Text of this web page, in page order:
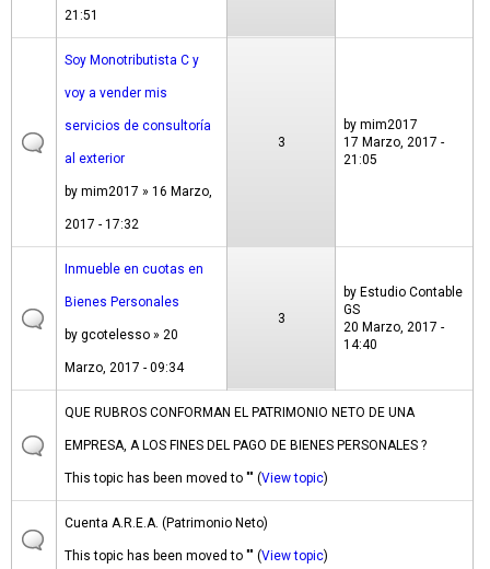
21:51
Soy Monotributista C y
voy a vender mis
servicios de consultoría
al exterior
by mim2017 » 16 Marzo,
2017 - 17:32
3
by mim2017
17 Marzo, 2017 -
21:05
Inmueble en cuotas en
Bienes Personales
by gcotelesso » 20
Marzo, 2017 - 09:34
3
by Estudio Contable
GS
20 Marzo, 2017 -
14:40
QUE RUBROS CONFORMAN EL PATRIMONIO NETO DE UNA
EMPRESA, A LOS FINES DEL PAGO DE BIENES PERSONALES ?
This topic has been moved to "" (View topic)
Cuenta A.R.E.A. (Patrimonio Neto)
This topic has been moved to "" (View topic)